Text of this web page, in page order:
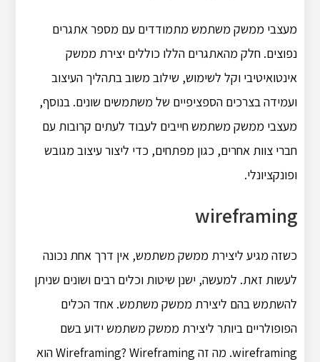
מעצבי ממשק משתמש מתמודדים עם מספר אתגרים
נפוצים. חלק מהאתגרים הללו כוללים יצירת ממשק
אינטואיטיבי וקל לשימוש, שילוב משוב בתהליך העיצוב
ועמידה בצרכים הספציפיים של משתמשים שונים. בנוסף,
מעצבי ממשק משתמש חייבים לעבוד לעתים קרובות עם
חברי צוות אחרים, כגון מפתחים, כדי ליצור עיצוב מגובש
ופונקציונלי.
wireframing
כשזה מגיע ליצירת ממשק משתמש, אין דרך אחת נכונה
לעשות זאת. למעשה, ישנן שיטות וכלים רבים ושונים שניתן
להשתמש בהם ליצירת ממשק משתמש. אחד הכלים
הפופולריים ביותר ליצירת ממשק משתמש ידוע בשם
wireframing. מה זה Wireframing? Wireframing הוא